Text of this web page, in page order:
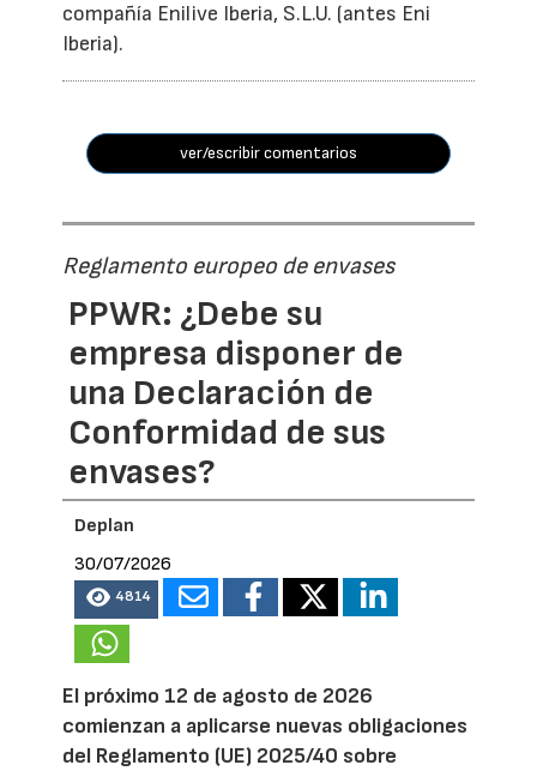
compañía Enilive Iberia, S.L.U. (antes Eni
Iberia).
ver/escribir comentarios
Reglamento europeo de envases
PPWR: ¿Debe su
empresa disponer de
una Declaración de
Conformidad de sus
envases?
Deplan
30/07/2026
4814
El próximo 12 de agosto de 2026
comienzan a aplicarse nuevas obligaciones
del Reglamento (UE) 2025/40 sobre